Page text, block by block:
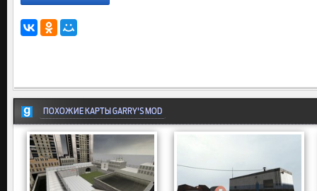
ПОХОЖИЕ КАРТЫ GARRY'S MOD